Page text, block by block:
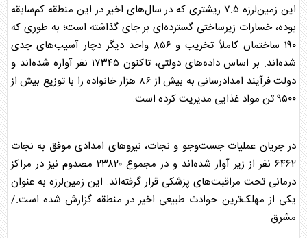
این زمین‌لرزه ۷.۵ ریشتری که در سال‌های اخیر در این منطقه کم‌سابقه
بوده، خسارات زیرساختی گسترده‌ای بر جای گذاشته است؛ به طوری که
۱۹۰ ساختمان کاملاً تخریب و ۸۵۶ واحد دیگر دچار آسیب‌های جدی
شده‌اند. بر اساس داده‌های دولتی، تاکنون ۱۷۳۴۵ نفر آواره شده‌اند و
دولت فرآیند امدادرسانی به بیش از ۸۶ هزار خانواده را با توزیع بیش از
۹۵۰۰ تن مواد غذایی مدیریت کرده است.
در جریان عملیات جست‌وجو و نجات، نیروهای امدادی موفق به نجات
۶۴۶۲ نفر از زیر آوار شده‌اند و در مجموع ۲۳۸۲۰ مصدوم نیز در مراکز
درمانی تحت مراقبت‌های پزشکی قرار گرفته‌اند. این زمین‌لرزه به عنوان
یکی از مهلک‌ترین حوادث طبیعی اخیر در منطقه گزارش شده است./
مشرق